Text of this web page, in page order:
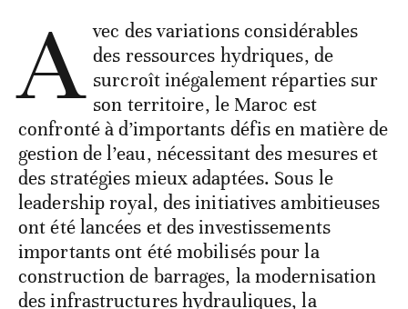
A vec des variations considérables
des ressources hydriques, de
surcroît inégalement réparties sur
son territoire, le Maroc est
confronté à d’importants défis en matière de
gestion de l’eau, nécessitant des mesures et
des stratégies mieux adaptées. Sous le
leadership royal, des initiatives ambitieuses
ont été lancées et des investissements
importants ont été mobilisés pour la
construction de barrages, la modernisation
des infrastructures hydrauliques, la